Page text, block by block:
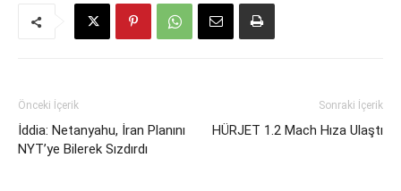
Önceki İçerik
İddia: Netanyahu, İran Planını
NYT’ye Bilerek Sızdırdı
Sonraki İçerik
HÜRJET 1.2 Mach Hıza Ulaştı